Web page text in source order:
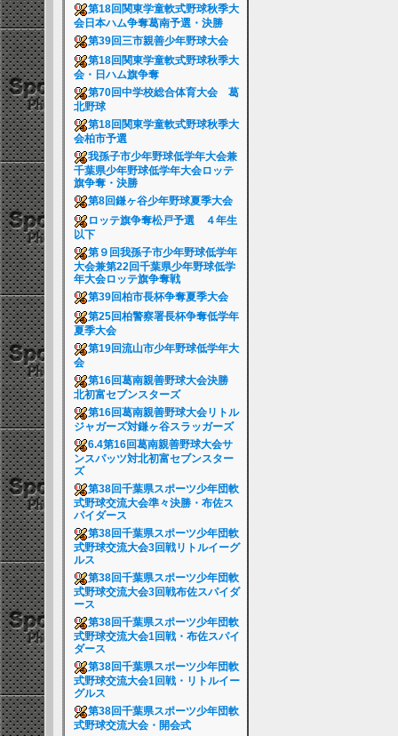
第18回関東学童軟式野球秋季大
会日本ハム争奪葛南予選・決勝
第39回三市親善少年野球大会
第18回関東学童軟式野球秋季大
会・日ハム旗争奪
第70回中学校総合体育大会 葛
北野球
第18回関東学童軟式野球秋季大
会柏市予選
我孫子市少年野球低学年大会兼
千葉県少年野球低学年大会ロッテ
旗争奪・決勝
第8回鎌ヶ谷少年野球夏季大会
ロッテ旗争奪松戸予選 ４年生
以下
第９回我孫子市少年野球低学年
大会兼第22回千葉県少年野球低学
年大会ロッテ旗争奪戦
第39回柏市長杯争奪夏季大会
第25回柏警察署長杯争奪低学年
夏季大会
第19回流山市少年野球低学年大
会
第16回葛南親善野球大会決勝
北初富セブンスターズ
第16回葛南親善野球大会リトル
ジャガーズ対鎌ヶ谷スラッガーズ
6.4第16回葛南親善野球大会サ
ンスパッツ対北初富セブンスター
ズ
第38回千葉県スポーツ少年団軟
式野球交流大会準々決勝・布佐ス
パイダース
第38回千葉県スポーツ少年団軟
式野球交流大会3回戦リトルイーグ
ルス
第38回千葉県スポーツ少年団軟
式野球交流大会3回戦布佐スパイダ
ース
第38回千葉県スポーツ少年団軟
式野球交流大会1回戦・布佐スパイ
ダース
第38回千葉県スポーツ少年団軟
式野球交流大会1回戦・リトルイー
グルス
第38回千葉県スポーツ少年団軟
式野球交流大会・開会式